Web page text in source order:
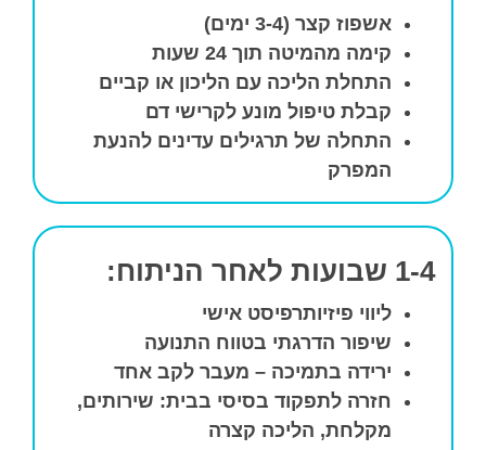
אשפוז קצר (3-4 ימים)
קימה מהמיטה תוך 24 שעות
התחלת הליכה עם הליכון או קביים
קבלת טיפול מונע לקרישי דם
התחלה של תרגילים עדינים להנעת
המפרק
1-4 שבועות לאחר הניתוח:
ליווי פיזיותרפיסט אישי
שיפור הדרגתי בטווח התנועה
ירידה בתמיכה – מעבר לקב אחד
חזרה לתפקוד בסיסי בבית: שירותים,
מקלחת, הליכה קצרה